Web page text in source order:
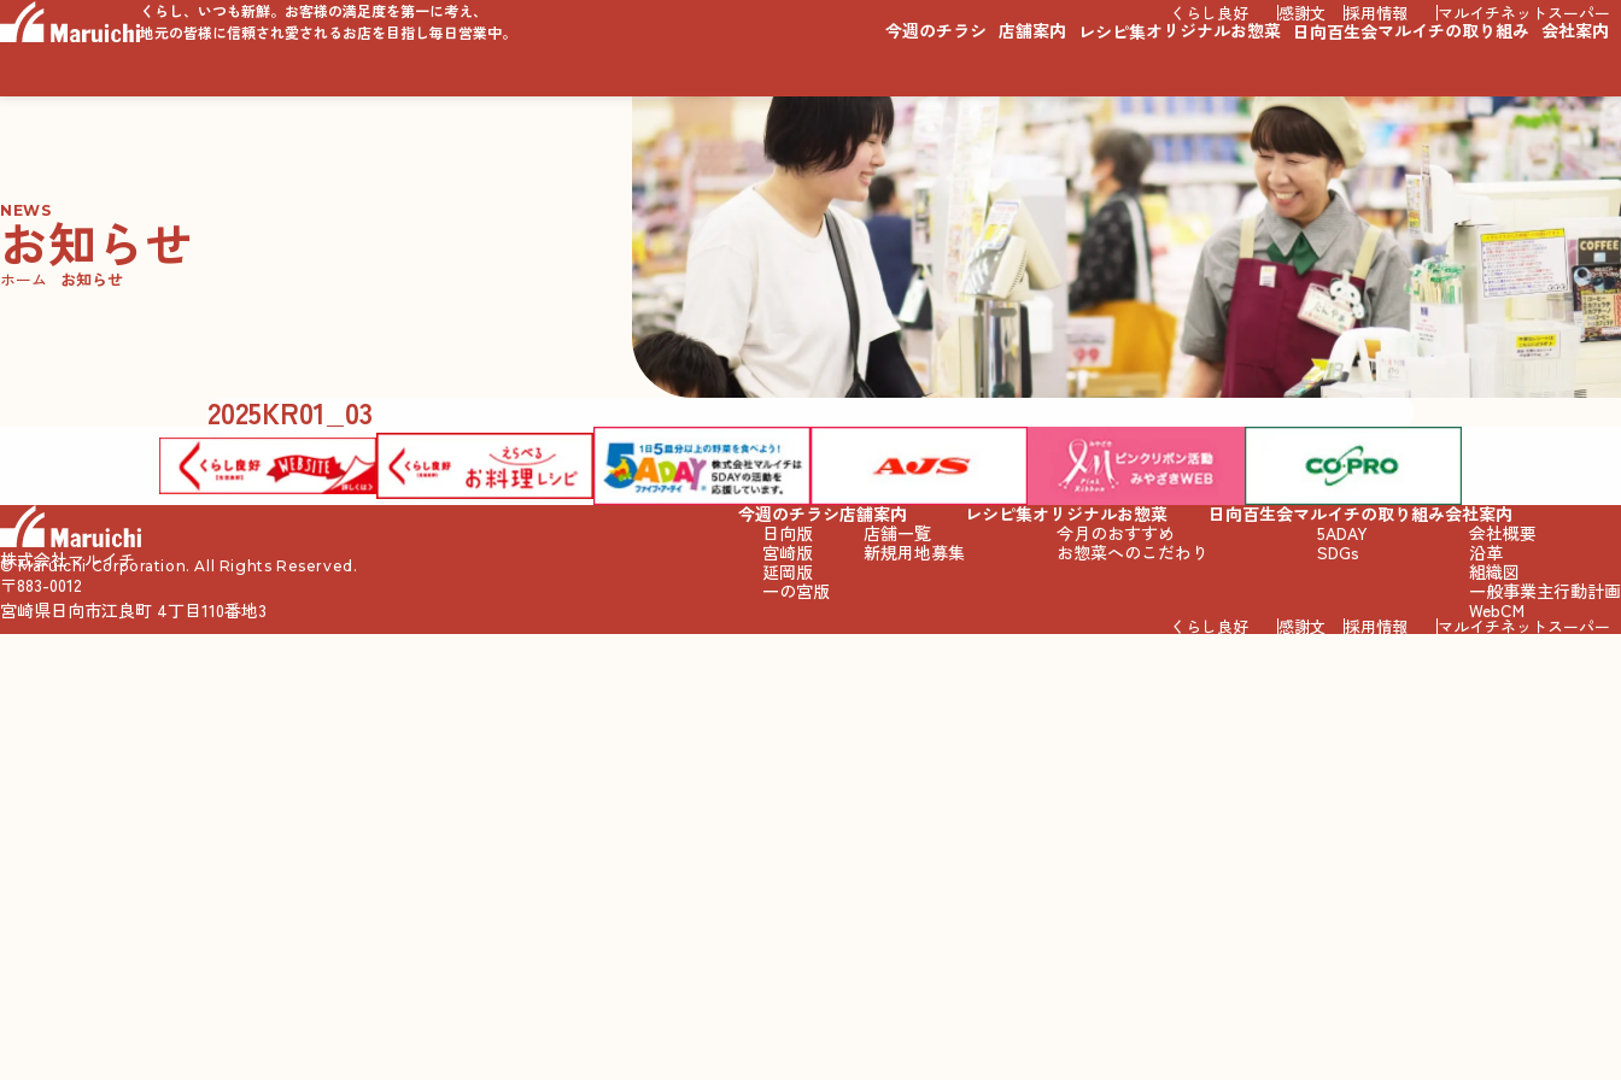
くらし、いつも新鮮。お客様の満足度を第一に考え、
地元の皆様に信頼され愛されるお店を目指し毎日営業中。
くらし良好 感謝文 採用情報 マルイチネットスーパー
今週のチラシ 店舗案内 レシピ集オリジナルお惣菜 日向百生会マルイチの取り組み 会社案内
NEWS
お知らせ
ホーム お知らせ
2025KR01_03
株式会社マルイチ
〒883-0012
宮崎県日向市江良町 4丁目110番地3
今週のチラシ
日向版
宮崎版
延岡版
一の宮版
店舗案内
店舗一覧
新規用地募集
レシピ集オリジナルお惣菜
今月のおすすめ
お惣菜へのこだわり
日向百生会マルイチの取り組み
5ADAY
SDGs
会社案内
会社概要
沿革
組織図
一般事業主行動計画
WebCM
くらし良好 感謝文 採用情報 マルイチネットスーパー
© Maruichi Corporation. All Rights Reserved.